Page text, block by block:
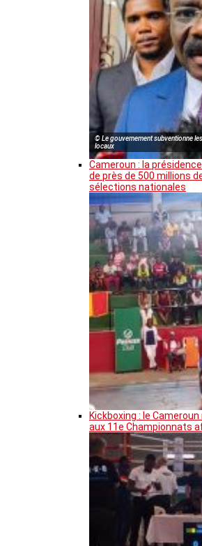
© Le gouvernement subventionne
locaux
Cameroun : la
de près de 500 millions
sélections nationales
Kickboxing : le
aux 11e Championnats